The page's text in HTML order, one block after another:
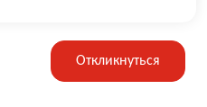
Откликнуться